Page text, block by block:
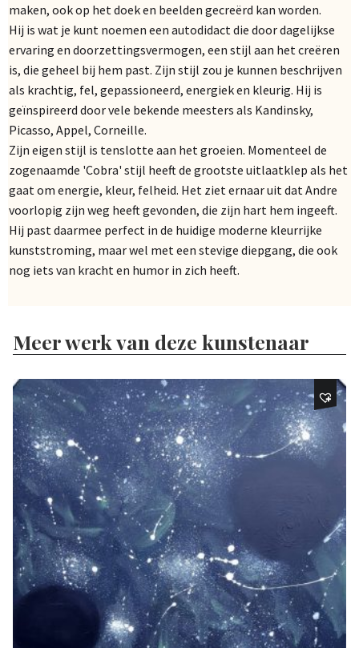
maken, ook op het doek en beelden gecreërd kan worden.
Hij is wat je kunt noemen een autodidact die door dagelijkse
ervaring en doorzettingsvermogen, een stijl aan het creëren
is, die geheel bij hem past. Zijn stijl zou je kunnen beschrijven
als krachtig, fel, gepassioneerd, energiek en kleurig. Hij is
geïnspireerd door vele bekende meesters als Kandinsky,
Picasso, Appel, Corneille.
Zijn eigen stijl is tenslotte aan het groeien. Momenteel de
zogenaamde 'Cobra' stijl heeft de grootste uitlaatklep als het
gaat om energie, kleur, felheid. Het ziet ernaar uit dat Andre
voorlopig zijn weg heeft gevonden, die zijn hart hem ingeeft.
Hij past daarmee perfect in de huidige moderne kleurrijke
kunststroming, maar wel met een stevige diepgang, die ook
nog iets van kracht en humor in zich heeft.
Meer werk van deze kunstenaar